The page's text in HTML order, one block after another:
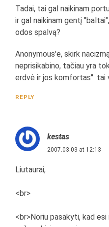
Tadai, tai gal naikinam
ir gal naikinam gentį
odos spalvą?
Anonymous'e, skirk
neprisikabino, tačiau yra
erdvė ir jos komfortas". tai
REPLY
kestas
2007.03.03 at 12:13
Liutaurai,
<br>
<br>Noriu pasakyti, kad